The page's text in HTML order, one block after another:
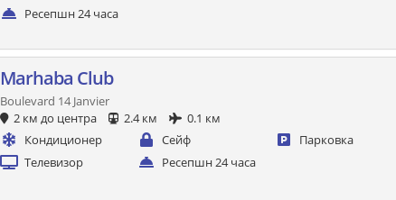
Ресепшн 24 часа
Marhaba Club
Boulevard 14 Janvier
2 км до центра
2.4 км
0.1 км
Кондиционер
Сейф
Парковка
Телевизор
Ресепшн 24 часа